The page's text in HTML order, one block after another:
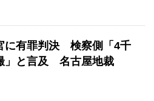
に有罪判決 検察側「4千
」と言及 名古屋地裁